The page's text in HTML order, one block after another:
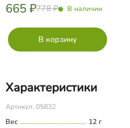
665 ₽778 ₽ В наличии
Характеристики
Артикул: 05832
Вес
12 г